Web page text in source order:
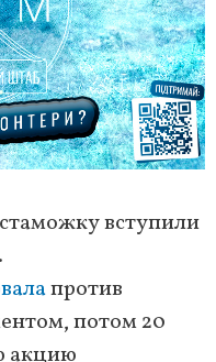
вступили
.
против
потом 20
акцию